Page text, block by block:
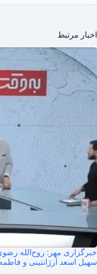
اخبار مرتبط
خبرگزاری مهر: روح‌الله
سهیل اسعد آرژانتینی و